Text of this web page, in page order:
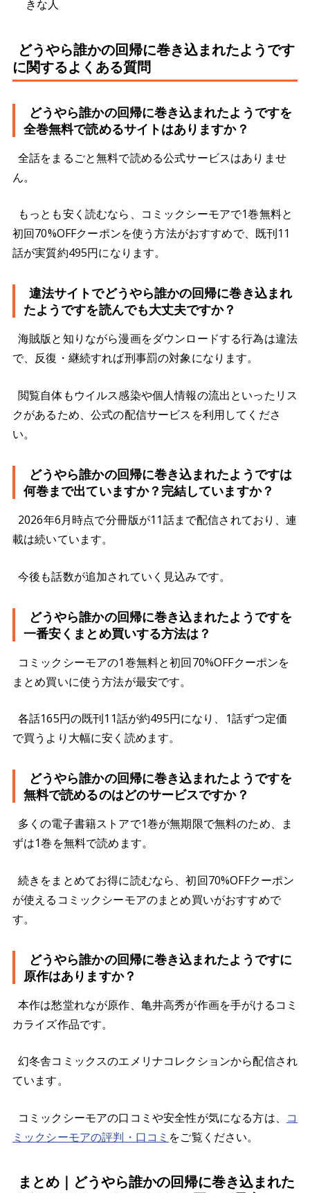
きな人
どうやら誰かの回帰に巻き込まれたようです
に関するよくある質問
どうやら誰かの回帰に巻き込まれたようですを
全巻無料で読めるサイトはありますか？
全話をまるごと無料で読める公式サービスはありませ
ん。
もっとも安く読むなら、コミックシーモアで1巻無料と
初回70%OFFクーポンを使う方法がおすすめで、既刊11
話が実質約495円になります。
違法サイトでどうやら誰かの回帰に巻き込まれ
たようですを読んでも大丈夫ですか？
海賊版と知りながら漫画をダウンロードする行為は違法
で、反復・継続すれば刑事罰の対象になります。
閲覧自体もウイルス感染や個人情報の流出といったリス
クがあるため、公式の配信サービスを利用してくださ
い。
どうやら誰かの回帰に巻き込まれたようですは
何巻まで出ていますか？完結していますか？
2026年6月時点で分冊版が11話まで配信されており、連
載は続いています。
今後も話数が追加されていく見込みです。
どうやら誰かの回帰に巻き込まれたようですを
一番安くまとめ買いする方法は？
コミックシーモアの1巻無料と初回70%OFFクーポンを
まとめ買いに使う方法が最安です。
各話165円の既刊11話が約495円になり、1話ずつ定価
で買うより大幅に安く読めます。
どうやら誰かの回帰に巻き込まれたようですを
無料で読めるのはどのサービスですか？
多くの電子書籍ストアで1巻が無期限で無料のため、ま
ずは1巻を無料で読めます。
続きをまとめてお得に読むなら、初回70%OFFクーポン
が使えるコミックシーモアのまとめ買いがおすすめで
す。
どうやら誰かの回帰に巻き込まれたようですに
原作はありますか？
本作は愁堂れなが原作、亀井高秀が作画を手がけるコミ
カライズ作品です。
幻冬舎コミックスのエメリナコレクションから配信され
ています。
コミックシーモアの口コミや安全性が気になる方は、 コ
ミックシーモアの評判・口コミ をご覧ください。
まとめ｜どうやら誰かの回帰に巻き込まれた